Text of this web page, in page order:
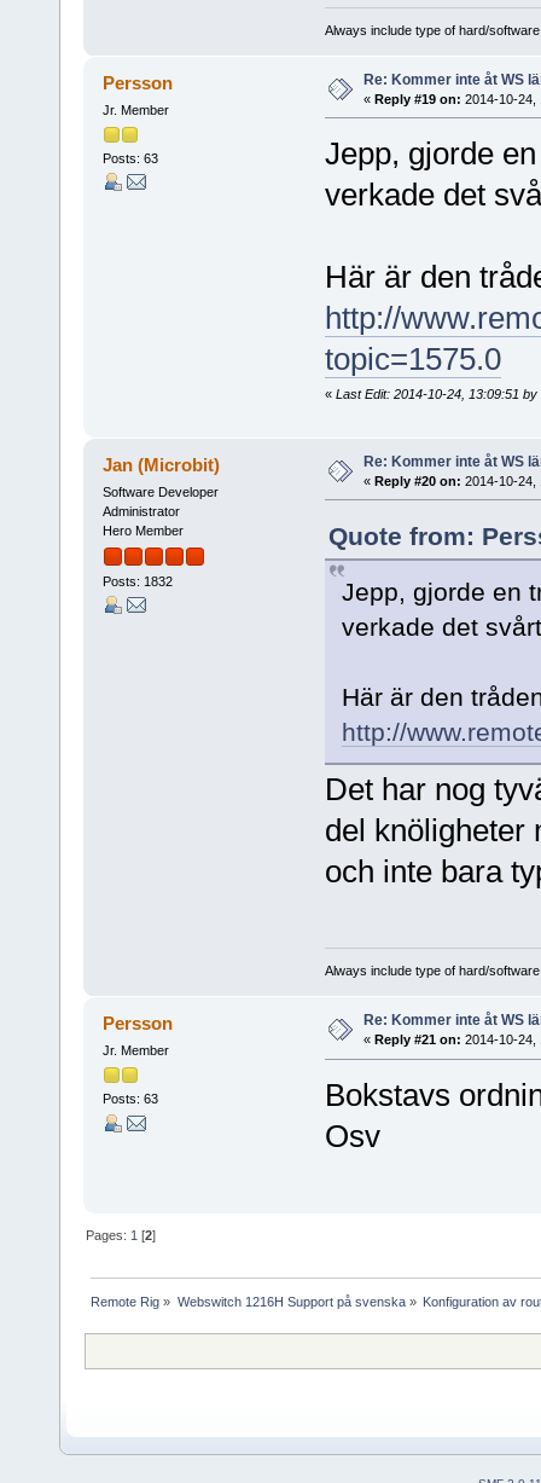
Always include type of hard/
Persson
Jr. Member
Posts: 63
Re: Kommer inte åt WS
« Reply #19 on: 2014-10-24,
Jepp, gjorde
verkade det
Här är den
http://
topic=1575.0
« Last Edit: 2014-10-24, 13:09:51
Jan (Microbit)
Software Developer
Administrator
Hero Member
Posts: 1832
Re: Kommer inte åt WS
« Reply #20 on: 2014-10-24,
Quote from:
Jepp, gjorde en
verkade det
Här är den
http://
Det har nog
del knöligheter
och inte bara
Always include type of hard/
Persson
Jr. Member
Posts: 63
Re: Kommer inte åt WS
« Reply #21 on: 2014-10-24,
Bokstavs
Osv
Pages: 1 [2]
Remote Rig » Webswitch 1216H Support på svenska» Konfiguration av